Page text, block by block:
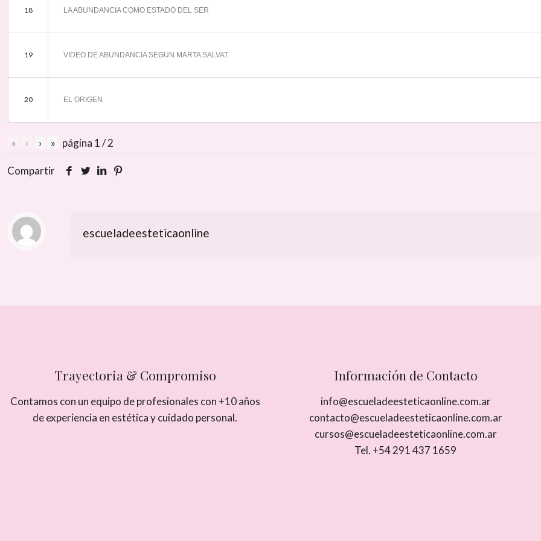
18 LA ABUNDANCIA COMO ESTADO DEL SER
19 VIDEO DE ABUNDANCIA SEGUN MARTA SALVAT
20 EL ORIGEN
« ‹ › » página 1/2
Compartir
escueladeesteticaonline
Trayectoria & Compromiso
Contamos con un equipo de profesionales con +10 años
de experiencia en estética y cuidado personal.
Información de Contacto
info@escueladeesteticaonline.com.ar
contacto@escueladeesteticaonline.com.ar
cursos@escueladeesteticaonline.com.ar
Tel. +54 291 437 1659